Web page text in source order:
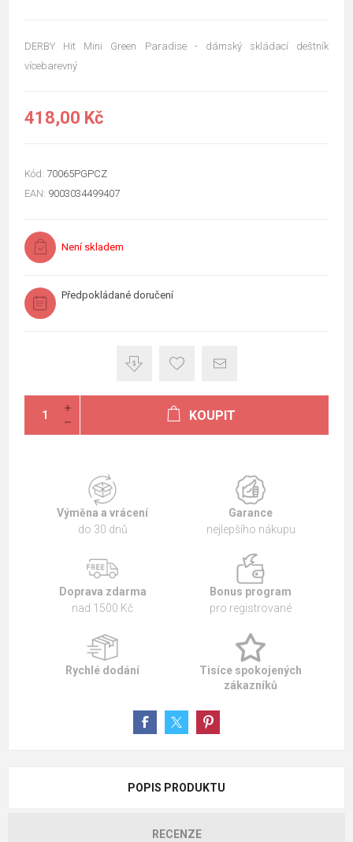
DERBY Hit Mini Green Paradise - dámský skládací deštník
vícebarevný
418,00 Kč
Kód: 70065PGPCZ
EAN: 9003034499407
Není skladem
Předpokládané doručení
KOUPIT
Výměna a vrácení
do 30 dnů
Garance
nejlepšího nákupu
Doprava zdarma
nad 1500 Kč
Bonus program
pro registrované
Rychlé dodání
Tisíce spokojených
zákazníků
POPIS PRODUKTU
RECENZE